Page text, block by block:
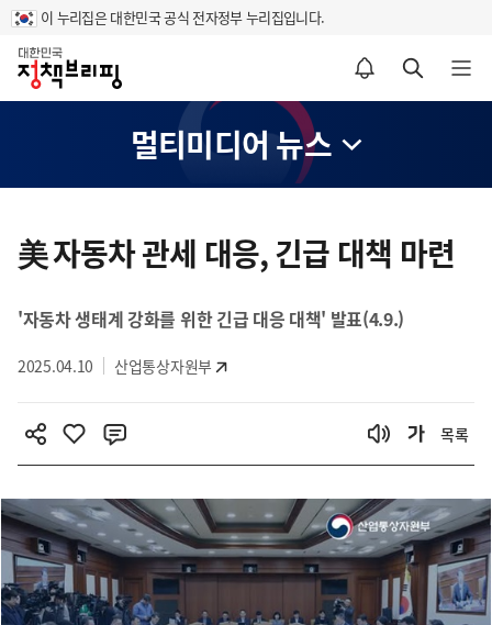
이 누리집은 대한민국 공식 전자정부 누리집입니다.
홈
알림설정 바로가기 검색 바로가기 메뉴 열기
멀티미디어 뉴스
텐
츠
영
美 자동차 관세 대응, 긴급 대책 마련
'자동차 생태계 강화를 위한 긴급 대응 대책' 발표(4.9.)
2025.04.10 산업통상자원부
목록